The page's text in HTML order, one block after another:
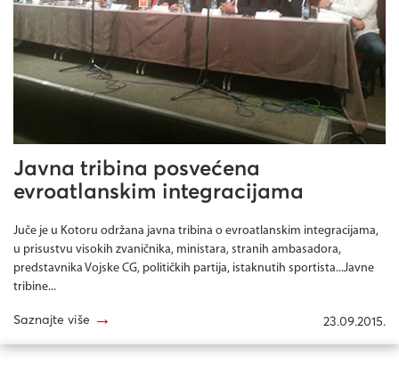
Javna tribina posvećena
evroatlanskim integracijama
Juče je u Kotoru održana javna tribina o evroatlanskim integracijama,
u prisustvu visokih zvaničnika, ministara, stranih ambasadora,
predstavnika Vojske CG, političkih partija, istaknutih sportista...Javne
tribine...
Saznajte više → 23.09.2015.